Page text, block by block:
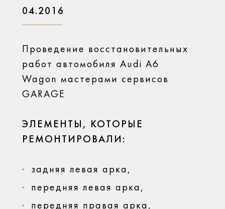
04.2016
Проведение восстановительных
работ автомобиля Audi A6
Wagon мастерами сервисов
GARAGE
ЭЛЕМЕНТЫ, КОТОРЫЕ
РЕМОНТИРОВАЛИ:
задняя левая арка,
передняя левая арка,
передняя правая арка,